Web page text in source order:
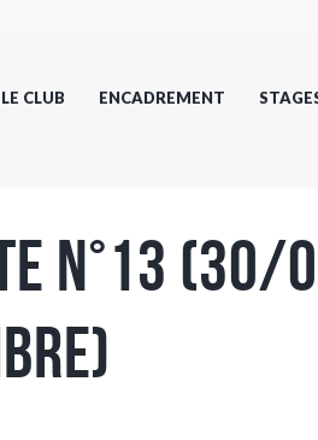
LE CLUB ENCADREMENT
n°13 (30/